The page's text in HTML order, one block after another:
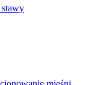
stawy